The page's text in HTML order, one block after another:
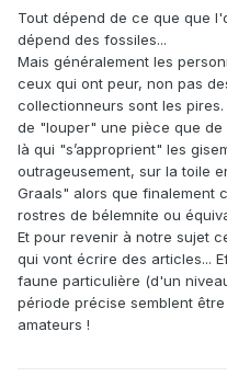
Tout dépend de ce que que
dépend des fossiles...
Mais généralement les
ceux qui ont peur, non pas
collectionneurs sont les
de "louper" une pièce que
là qui "s’approprient" les
outrageusement, sur la toile
Graals" alors que finalement
rostres de bélemnite ou
Et pour revenir à notre sujet
qui vont écrire des articles...
faune particulière (d'un
période précise semblent
amateurs !